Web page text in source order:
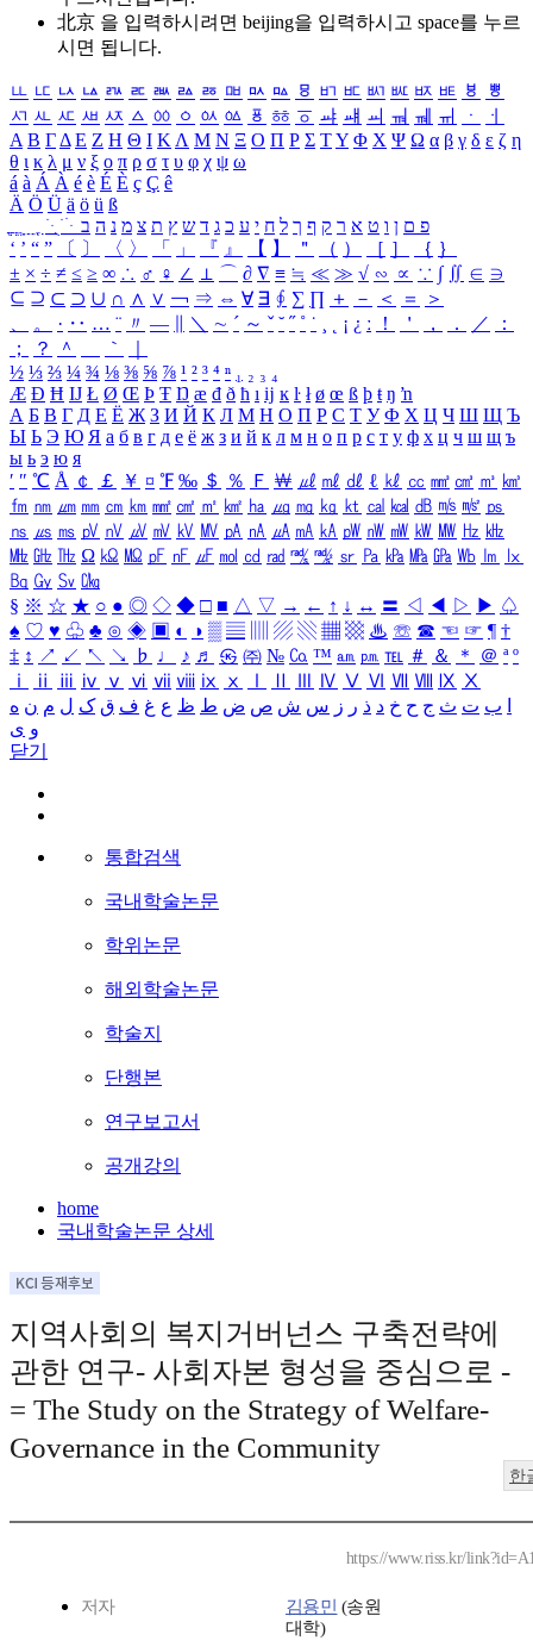
北京 을 입력하시려면 beijing을 입력하시고 space를 누르
시면 됩니다.
ㅥ ㅦ ㅧ ㅨ ㅩ ㅪ ㅫ ㅬ ㅭ ㅮ ㅯ ㅰ ㅱ ㅲ ㅳ ㅴ ㅵ ㅶ ㅷ ㅸ
ㅹ
ㅺ ㅻ ㅼ ㅽ ㅾ ㅿ ㆀ ㆁ ㆂ ㆃ ㆄ ㆅ ㆆ ㆇ ㆈ ㆉ ㆊ ㆋ ㆌ ㆍ
ㆎ
Α Β ΓΔ Ε Ζ Η Θ Ι ΚΛ Μ Ν Ξ Ο Π Ρ Σ ΤΥ Φ Χ Ψ Ω α β γ δ ε ζ η
θ ι κ λ μ ν ξ ο π ρ σ τ υ φ χ ψ ω
á à Á À é è É È ç Ç ê
Ä Ö Ü ä ö ü ß
ִֶֹ ֻּ ׁׂ פ ם ן ו ט א ר ק ף ך ל ח י ע כ ג ד ש ץ ת צ מ נ ה ב
‘ ’ “ ” 〔 〕 〈 〉 「 」 『 』 【 】 ＂ （ ） ［ ］ ｛ ｝
± × ÷ ≠ ≤ ≥ ∞ ∴ ♂ ♀ ∠ ⊥ ⌒ ∂ ∇ ≡ ≒ ≪ ≫ √ ∽ ∝ ∵ ∫ ∬ ∈ ∋
⊆ ⊇ ⊂ ⊃ ∪ ∩ ∧ ∨ ￢ ⇒ ⇔ ∀ ∃ ∮ ∑ ∏ ＋ － ＜ ＝
＞
、
。 · ‥ … ¨ 〃 ― ＼ ∼ ´ ～ ˇ ˘ ˝ ˚ ˙ ¸ ¡ ¿ ː ！ ＇ ， ． ／
：
；
？ ＾ ｀
½ ⅓ ⅔ ¼ ¾ ⅛ ⅜ ⅝ ⅞ ¹ ² ³ ⁴ ⁿ ₁ ₂ ₃ ₄
Æ Ð Ħ Ĳ Ł Ø Œ Þ Ŧ Ŋ æ đ ð ħ ı ĳ ĸ ŀ ł ø œ ß þ ŧ ŋ ŉ
А Б В Г Д Е Ё Ж З И Й К Л М Н О П Р С Т У Ф Х Ц Ч Ш Щ Ъ
Ы Ь Э Ю Я а б в г д е ё ж з и й к л м н о п р с т у ф х ц ч ш щ ъ
ы ь э ю я
′ ″ ℃ Å ￠ ￡ ￥ ¤ ℉ ‰ ＄ ％ Ｆ ￦ ㎕ ㎖ ㎗ ℓ ㎘ ㏄ ㎣ ㎤ ㎥ ㎦
㎙ ㎚ ㎛ ㎜ ㎝ ㎞ ㎟ ㎠ ㎡ ㎢ ㏊ ㎍ ㎎ ㎏ ㏏ ㎈ ㎉ ㏈ ㎧ ㎨ ㎰
㎱ ㎲ ㎳ ㎴ ㎵ ㎶ ㎷ ㎸ ㎹ ㎀ ㎁ ㎂ ㎃ ㎄ ㎺ ㎻ ㎽ ㎾ ㎿ ㎐ ㎑
㎒ ㎓ ㎔ Ω ㏀ ㏁ ㎊ ㎋ ㎌ ㏖ ㏅ ㎭ ㎮ ㎯ ㏛ ㎩ ㎪ ㎫ ㎬ ㏝ ㏐
㏓
㏃ ㏉ ㏜ ㏆
§ ※ ☆ ★ ○ ● ◎ ◇ ◆ □ ■ △ ▽ → ← ↑ ↓ ↔ 〓 ◁ ◀ ▷ ▶ ♤
♠ ♡ ♥ ♧ ♣ ⊙ ◈ ▣ ◐ ◑ ▒ ▤ ▨ ▧ ▦ ▩ ♨ ☏ ☎ ☜ ☞ ¶ †
‡ ↕ ↗ ↙ ↖ ↘ ♭ ♩ ♪ ♬ ㉿ ㈜ № ㏇ ™ ㏂ ㏘ ℡ ＃ ＆ ＊ ＠ ª º
ⅰ
ⅱ ⅲ ⅳ ⅴ ⅵ ⅶ ⅷ ⅸ ⅹ Ⅳ Ⅴ Ⅵ Ⅶ Ⅷ Ⅸ Ⅹ
ب ت ث ج ح خ د ذ ر ز س ش ص ض ط ظ ع غ ف ق ک ل م ن ه
و ی
닫기
통합검색
국내학술논문
학위논문
해외학술논문
학술지
단행본
연구보고서
공개강의
home
국내학술논문 상세
지역사회의 복지거버넌스 구축전략에
관한 연구- 사회자본 형성을 중심으로 -
= The Study on the Strategy of Welfare-
Governance in the Community
한
https://www.riss.kr/
저자 김용민 (송원
대학)